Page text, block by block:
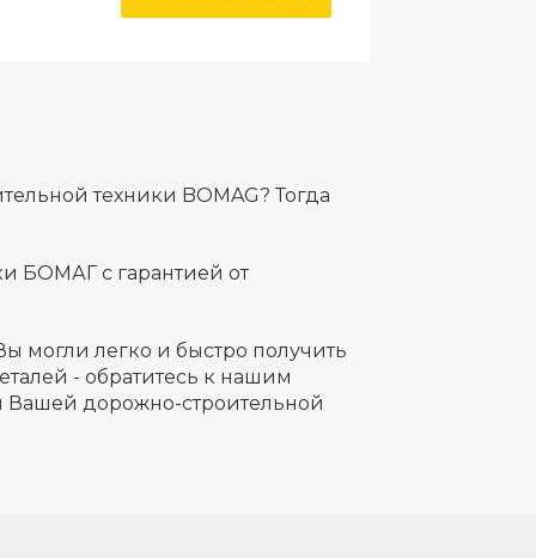
техники BOMAG? Тогда
БОМАГ с гарантией от
могли легко и быстро получить
- обратитесь к нашим
Вашей дорожно-строительной